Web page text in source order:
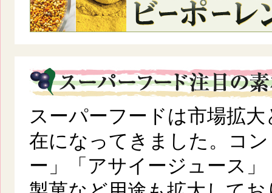
スーパーフードは市場拡
在になってきました。コ
ー」「アサイージュース